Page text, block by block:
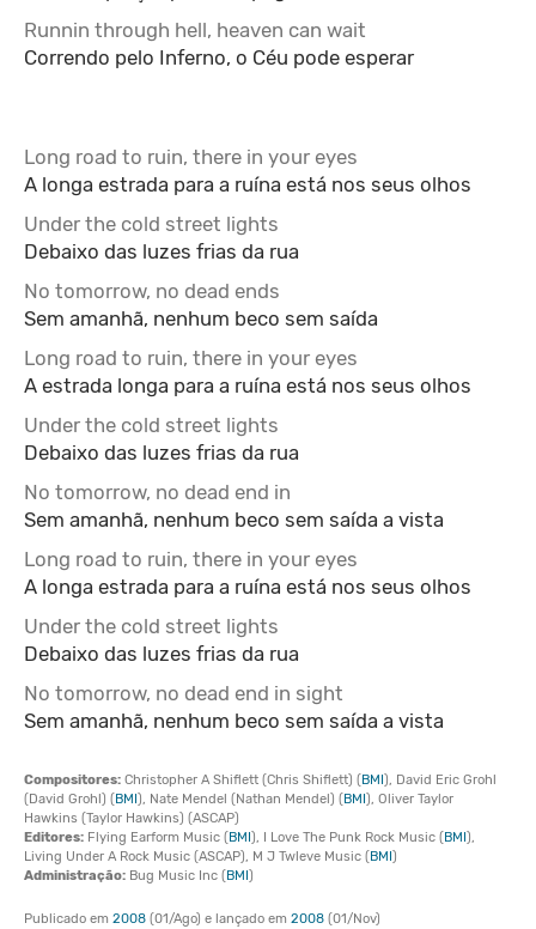
Correndo pelo Inferno, o Céu pode esperar
A longa estrada para a ruína está nos seus olhos
Debaixo das luzes frias da rua
Sem amanhã, nenhum beco sem saída
A estrada longa para a ruína está nos seus olhos
Debaixo das luzes frias da rua
Sem amanhã, nenhum beco sem saída a vista
A longa estrada para a ruína está nos seus olhos
Debaixo das luzes frias da rua
Sem amanhã, nenhum beco sem saída a vista
Runnin through hell, heaven can wait
Long road to ruin, there in your eyes
Under the cold street lights
No tomorrow, no dead ends
Long road to ruin, there in your eyes
Under the cold street lights
No tomorrow, no dead end in
Long road to ruin, there in your eyes
Under the cold street lights
No tomorrow, no dead end in sight
Compositores: Christopher A Shiflett (Chris Shiflett) (BMI), David Eric Grohl
(David Grohl) (BMI), Nate Mendel (Nathan Mendel) (BMI), Oliver Taylor
Hawkins (Taylor Hawkins) (ASCAP)
Editores: Flying Earform Music (BMI), I Love The Punk Rock Music (BMI),
Living Under A Rock Music (ASCAP), M J Twleve Music (BMI)
Administração: Bug Music Inc (BMI)
Publicado em 2008 (01/Ago) e lançado em 2008 (01/Nov)